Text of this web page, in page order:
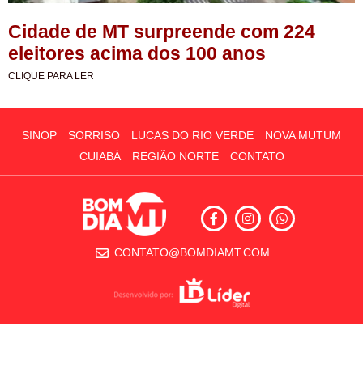
Cidade de MT surpreende com 224
eleitores acima dos 100 anos
CLIQUE PARA LER
SINOP SORRISO LUCAS DO RIO VERDE
NOVA MUTUM
CUIABÁ
REGIÃO NORTE CONTATO
CONTATO@BOMDIAMT.COM